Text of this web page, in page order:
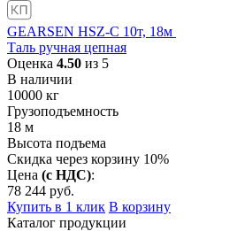
GEARSEN HSZ-C 10т, 18м
Таль ручная цепная
Оценка 4.50 из 5
В наличии
10000 кг
Грузоподъемность
18 м
Высота подъема
Скидка через корзину 10%
Цена (с НДС):
78 244 руб.
Купить в 1 клик В корзину
Каталог продукции